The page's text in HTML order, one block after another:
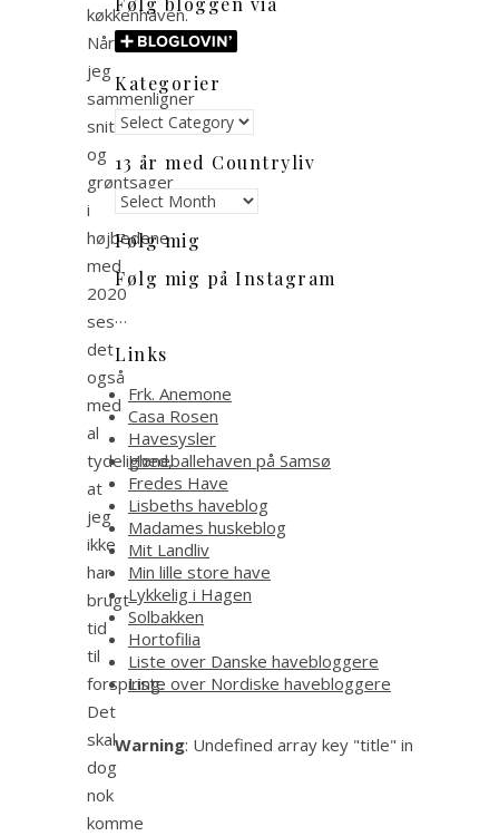
køkkenhaven.
Når
jeg
sammenligner
snitblomster
og
grøntsager
i
højbedene
med
2020
ses
det
også
med
al
tydelighed,
at
jeg
ikke
har
brugt
tid
til
forspiring.
Det
skal
dog
nok
komme
Kategorier
Kategorier
13 år med Countryliv
13
med
Countryliv
Følg mig
Følg mig på Instagram
…
Links
Frk. Anemone
Casa Rosen
Havesysler
Høneballehaven på Samsø
Fredes Have
Lisbeths haveblog
Madames huskeblog
Mit Landliv
Min lille store have
Lykkelig i Hagen
Solbakken
Hortofilia
Liste over Danske havebloggere
Liste over Nordiske havebloggere
Warning: Undefined array key "title" in